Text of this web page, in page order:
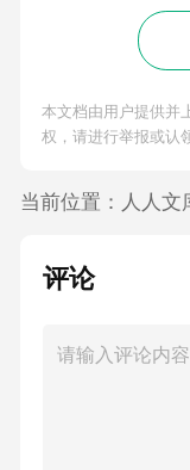
本文档由用户提供并
权，请进行举报或认
当前位置： 人人文
评论